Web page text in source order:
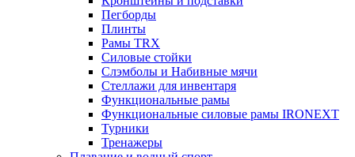
Пегборды
Плинты
Рамы TRX
Силовые стойки
Слэмболы и Набивные мячи
Стеллажи для инвентаря
Функциональные рамы
Функциональные силовые рамы IRONEXT
Турники
Тренажеры